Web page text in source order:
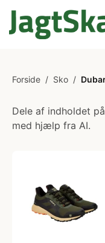
Forside / Sko /
Dele af indholdet
med hjælp fra AI.